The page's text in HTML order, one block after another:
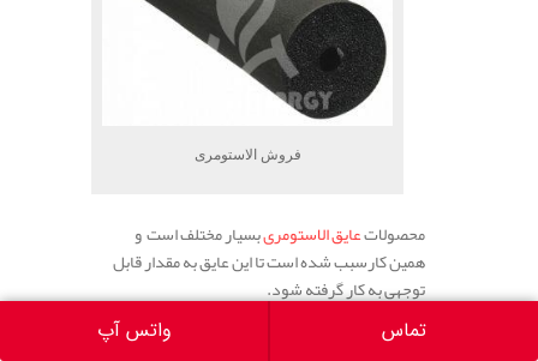
فروش الاستومری
محصولاتعایق الاستومریبسیار مختلف است و
همین کارسبب شده است تا این عایق به مقدار قابل
توجهی به کار گرفته شود.
عایق های الاستومری را می شود از طریق نمایندگی
فروش این محصول به شکل فروش مستقیم و با
تماس واتس آپ